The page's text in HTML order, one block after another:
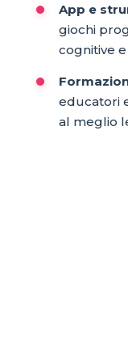
App e
giochi
cognitive e
educatori
al meglio